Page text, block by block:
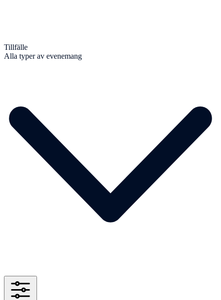
Tillfälle
Alla typer av evenemang